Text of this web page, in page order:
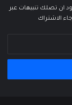
ان تصلك تنبيهات عبر
الاشتراك